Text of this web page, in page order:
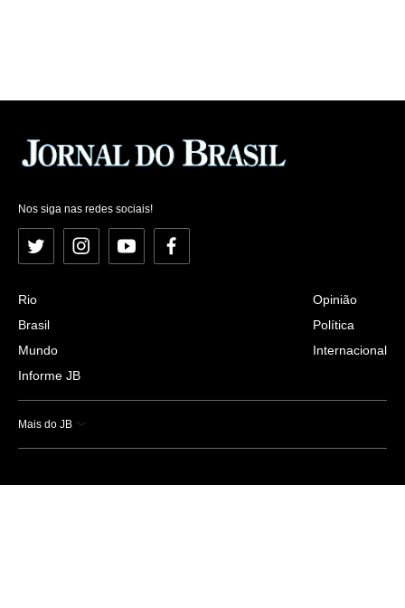
Nos siga nas redes sociais!
Twitter InstagramYouTubeFacebook
Rio
Brasil
Mundo
Informe JB
Opinião
Política
Internacional
Mais do JB
Esportes